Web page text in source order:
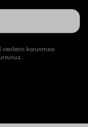
verilerin korunması